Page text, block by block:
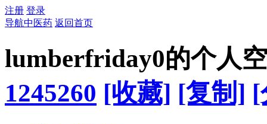
注册 登录
导航中医药 返回首页
lumberfriday0的个人
1245260 [收藏] [复制] [